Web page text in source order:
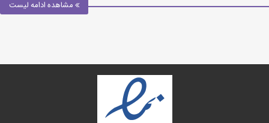
مشاهده ادامه لیست